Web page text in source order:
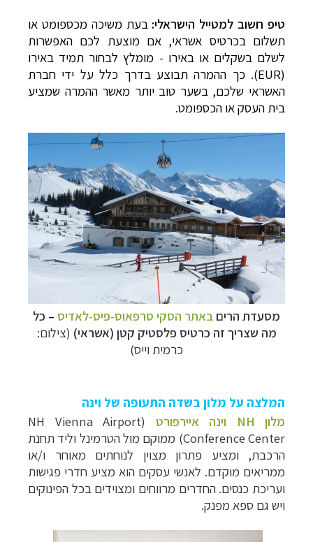
טיפ חשוב למטייל הישראלי: בעת משיכה מכספומט או
תשלום בכרטיס אשראי, אם מוצעת לכם האפשרות
לשלם בשקלים או באירו - מומלץ לבחור תמיד באירו
(EUR). כך ההמרה תבוצע בדרך כלל על ידי חברת
האשראי שלכם, בשער טוב יותר מאשר ההמרה שמציע
בית העסק או הכספומט.
מסעדת הרים באתר הסקי סרפאוס-פיס-לאדיס – כל
מה שצריך זה כרטיס פלסטיק קטן (אשראי) (צילום:
כרמית וייס)
המלצה על מלון בשדה התעופה של וינה
מלון NH וינה איירפורט
(NH Vienna Airport
Conference Center) ממוקם מול הטרמינל וליד תחנת
הרכבת, ומציע פתרון מצוין לנוחתים מאוחר ו/או
ממריאים מוקדם. לאנשי עסקים הוא מציע חדרי פגישות
ועריכת כנסים. החדרים מרווחים ומצוידים בכל הפינוקים
ויש גם ספא מפנק.